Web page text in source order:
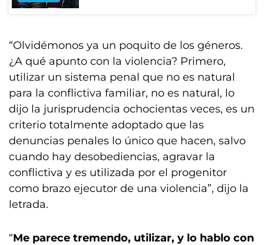
“Olvidémonos ya un poquito de los géneros.
¿A qué apunto con la violencia? Primero,
utilizar un sistema penal que no es natural
para la conflictiva familiar, no es natural, lo
dijo la jurisprudencia ochocientas veces, es un
criterio totalmente adoptado que las
denuncias penales lo único que hacen, salvo
cuando hay desobediencias, agravar la
conflictiva y es utilizada por el progenitor
como brazo ejecutor de una violencia”, dijo la
letrada.
“Me parece tremendo, utilizar, y lo hablo con